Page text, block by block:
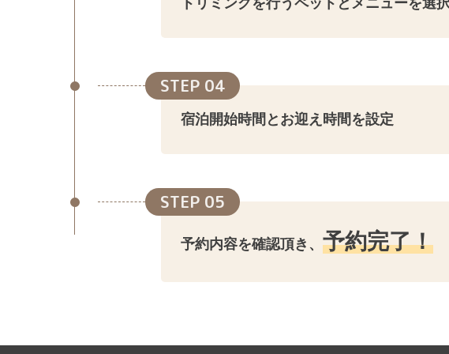
トリミングを行うペットとメニューを選
STEP 04
宿泊開始時間とお迎え時間を設定
STEP 05
予約内容を確認頂き、 予約完了！